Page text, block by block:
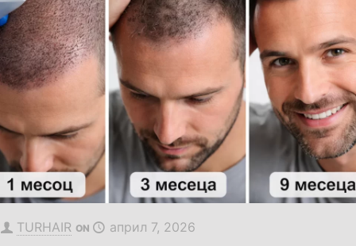
TURHAIR ON април 7, 2026